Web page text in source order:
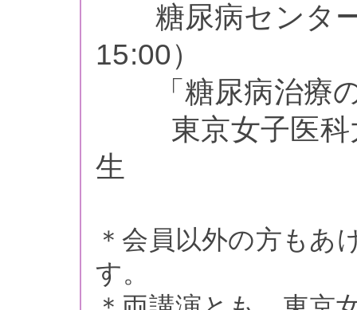
糖尿病センター
15:00）
「糖尿病治療の
東京女子医科
生
＊会員以外の方もあ
す。